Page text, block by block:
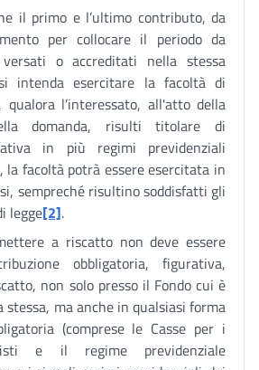
il primo e l’ultimo contributo, da
per collocare il periodo da
o accreditati nella stessa
intenda esercitare la facoltà di
qualora l’interessato, all'atto della
domanda, risulti titolare di
in più regimi previdenziali
facoltà potrà essere esercitata in
sempreché risultino soddisfatti gli
legge[2].
a riscatto non deve essere
obbligatoria, figurativa,
non solo presso il Fondo cui è
ma anche in qualsiasi forma
(comprese le Casse per i
e il regime previdenziale